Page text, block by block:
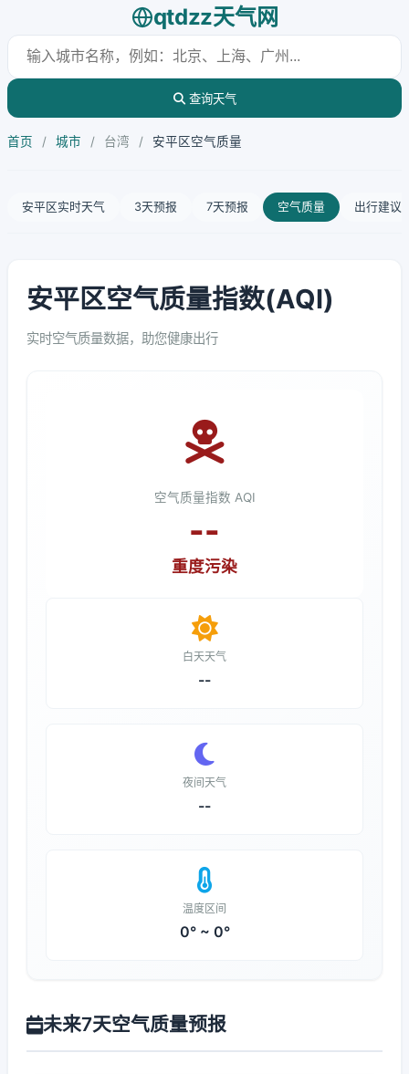
qtdzz天气网
查询天气
首页 / 城市 / 台湾 / 安平区空气质量
安平区实时天气 3天预报 7天预报 空气质量 出行建议
安平区空气质量指数(AQI)
实时空气质量数据，助您健康出行
空气质量指数 AQI
--
重度污染
白天天气
--
夜间天气
--
温度区间
0° ~ 0°
未来7天空气质量预报